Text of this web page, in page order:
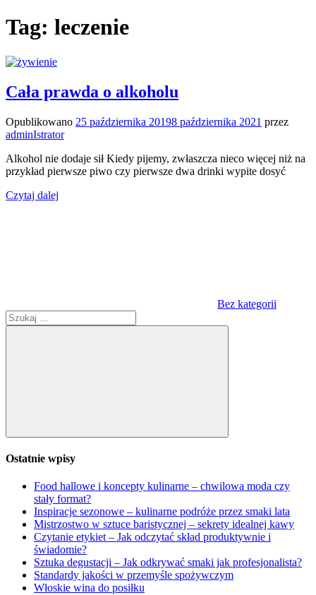
Tag: leczenie
Cała prawda o alkoholu
Opublikowano 25 października 20198 października 2021 przez
adminIstrator
Alkohol nie dodaje sił Kiedy pijemy, zwłaszcza nieco więcej niż na
przykład pierwsze piwo czy pierwsze dwa drinki wypite dosyć
Czytaj dalej
Bez kategorii
Szukaj:
Szukaj
Ostatnie wpisy
Food hallowe i koncepty kulinarne – chwilowa moda czy
stały format?
Inspiracje sezonowe – kulinarne podróże przez smaki lata
Mistrzostwo w sztuce baristycznej – sekrety idealnej kawy
Czytanie etykiet – Jak odczytać skład produktywnie i
świadomie?
Sztuka degustacji – Jak odkrywać smaki jak profesjonalista?
Standardy jakości w przemyśle spożywczym
Włoskie wina do posiłku